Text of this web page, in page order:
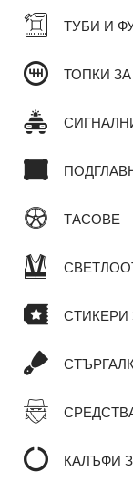
ТУБИ И
ТОПКИ
ТАСОВЕ
СТИКЕРИ
КАЛЪФИ